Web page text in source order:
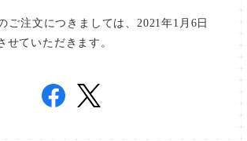
ご注文につきましては、2021年1月6日
せていただきます。